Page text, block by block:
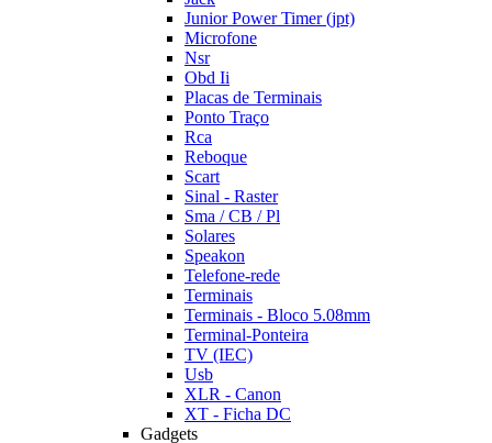
Junior Power Timer (jpt)
Microfone
Nsr
Obd Ii
Placas de Terminais
Ponto Traço
Rca
Reboque
Scart
Sinal - Raster
Sma / CB / Pl
Solares
Speakon
Telefone-rede
Terminais
Terminais - Bloco 5.08mm
Terminal-Ponteira
TV (IEC)
Usb
XLR - Canon
XT - Ficha DC
Gadgets